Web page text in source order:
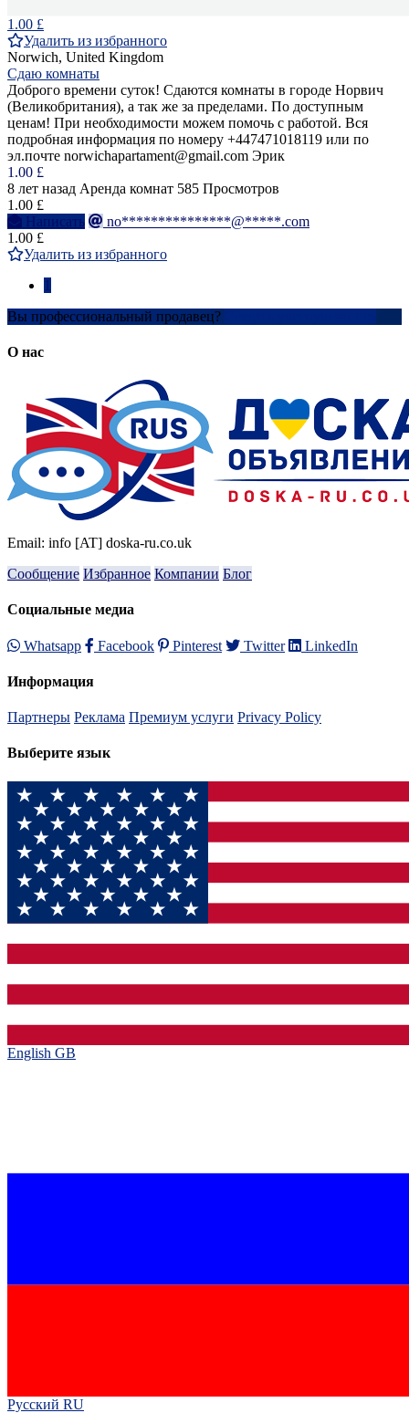
1.00 £
Удалить из избранного
Norwich, United Kingdom
Сдаю комнаты
Доброго времени суток! Сдаются комнаты в городе Норвич
(Великобритания), а так же за пределами. По доступным
ценам! При необходимости можем помочь с работой. Вся
подробная информация по номеру +447471018119 или по
эл.почте norwichapartament@gmail.com Эрик
1.00 £
8 лет назад Аренда комнат 585 Просмотров
1.00 £
Написать
no***************@*****.com
1.00 £
Удалить из избранного
Вы профессиональный продавец?
О нас
Email: info [AT] doska-ru.co.uk
Сообщение Избранное Компании Блог
Социальные медиа
Whatsapp Facebook Pinterest Twitter LinkedIn
Информация
Партнеры Реклама Премиум услуги Privacy Policy
Выберите язык
English GB‎
Русский RU‎